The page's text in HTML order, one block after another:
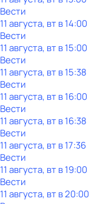
Вести
11 августа, вт в 14:00
Вести
11 августа, вт в 15:00
Вести
11 августа, вт в 15:38
Вести
11 августа, вт в 16:00
Вести
11 августа, вт в 16:38
Вести
11 августа, вт в 17:36
Вести
11 августа, вт в 19:00
Вести
11 августа, вт в 20:00